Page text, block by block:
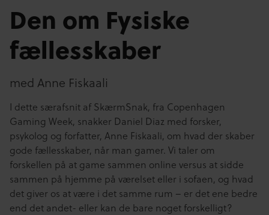
Den om Fysiske
fællesskaber
med Anne Fiskaali
I dette særafsnit af SkærmSnak, fra Copenhagen
Gaming Week, snakker Daniel Diaz med forsker,
psykolog og forfatter, Anne Fiskaali, om hvad der skaber
gode fællesskaber, når man gamer. Vi taler om
forskellen på at game sammen online versus at sidde
sammen på hjemme på værelset eller i sofaen, og hvad
det giver os at være i det samme rum – er det ene bedre
end det andet- eller kan de bare noget forskelligt?